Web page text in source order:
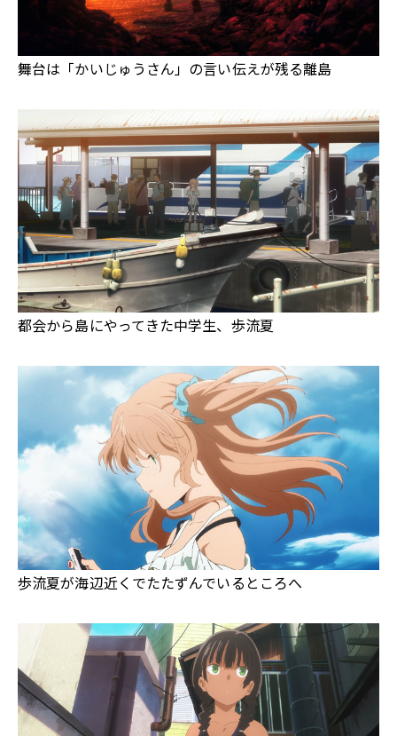
舞台は「かいじゅうさん」の言い伝えが残る離島
都会から島にやってきた中学生、歩流夏
歩流夏が海辺近くでたたずんでいるところへ